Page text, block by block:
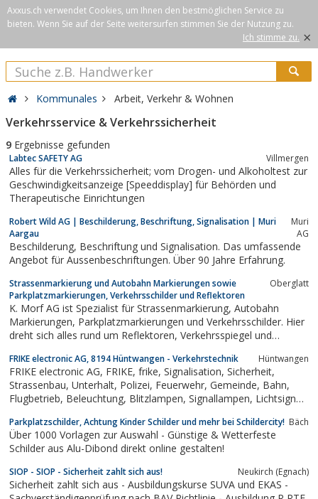
Axxus.ch verwendet Cookies, um Ihnen den bestmöglichen Service zu
bieten. Wenn Sie auf der Seite weitersurfen stimmen Sie der Nutzung zu.
Ich stimme zu. ×
Kommunales Arbeit, Verkehr & Wohnen
Verkehrsservice & Verkehrssicherheit
9 Ergebnisse gefunden
Labtec SAFETY AG Villmergen
Alles für die Verkehrssicherheit; vom Drogen- und Alkoholtest zur
Geschwindigkeitsanzeige [Speeddisplay] für Behörden und
Therapeutische Einrichtungen
Robert Wild AG | Beschilderung, Beschriftung, Signalisation | Muri
Aargau
Muri
AG
Beschilderung, Beschriftung und Signalisation. Das umfassende
Angebot für Aussenbeschriftungen. Über 90 Jahre Erfahrung.
Strassenmarkierung und Autobahn Markierungen sowie
Parkplatzmarkierungen, Verkehrsschilder und Reflektoren
Oberglatt
K. Morf AG ist Spezialist für Strassenmarkierung, Autobahn
Markierungen, Parkplatzmarkierungen und Verkehrsschilder. Hier
dreht sich alles rund um Reflektoren, Verkehrsspiegel und
Fahrbahnschwellen, Verbotstafeln oder Bodenschwellen kann
man sich an die K. Morf AG wenden
FRIKE electronic AG, 8194 Hüntwangen - Verkehrstechnik Hüntwangen
FRIKE electronic AG, FRIKE, frike, Signalisation, Sicherheit,
Strassenbau, Unterhalt, Polizei, Feuerwehr, Gemeinde, Bahn,
Flugbetrieb, Beleuchtung, Blitzlampen, Signallampen, Lichtsignal,
Anpralldämpfer, TMA, Signalisation, Lichtsignalanlage,...
Parkplatzschilder, Achtung Kinder Schilder und mehr bei Schildercity! Bäch
Über 1000 Vorlagen zur Auswahl - Günstige & Wetterfeste
Schilder aus Alu-Dibond direkt online gestalten!
SIOP - SIOP - Sicherheit zahlt sich aus! Neukirch (Egnach)
Sicherheit zahlt sich aus - Ausbildungskurse SUVA und EKAS -